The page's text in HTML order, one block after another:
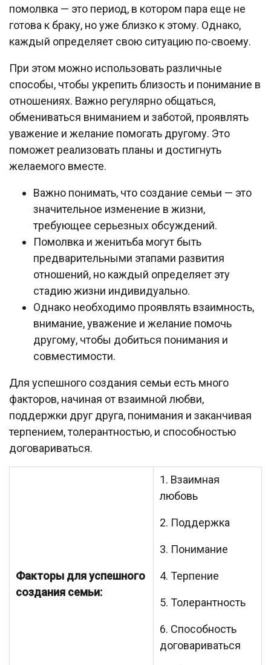
помолвка — это период, в котором пара еще не
готова к браку, но уже близко к этому. Однако,
каждый определяет свою ситуацию по-своему.
При этом можно использовать различные
способы, чтобы укрепить близость и понимание в
отношениях. Важно регулярно общаться,
обмениваться вниманием и заботой, проявлять
уважение и желание помогать другому. Это
поможет реализовать планы и достигнуть
желаемого вместе.
Важно понимать, что создание семьи — это
значительное изменение в жизни,
требующее серьезных обсуждений.
Помолвка и женитьба могут быть
предварительными этапами развития
отношений, но каждый определяет эту
стадию жизни индивидуально.
Однако необходимо проявлять взаимность,
внимание, уважение и желание помочь
другому, чтобы добиться понимания и
совместимости.
Для успешного создания семьи есть много
факторов, начиная от взаимной любви,
поддержки друг друга, понимания и заканчивая
терпением, толерантностью, и способностью
договариваться.
Факторы для успешного
создания семьи:
1. Взаимная
любовь
2. Поддержка
3. Понимание
4. Терпение
5. Толерантность
6. Способность
договариваться